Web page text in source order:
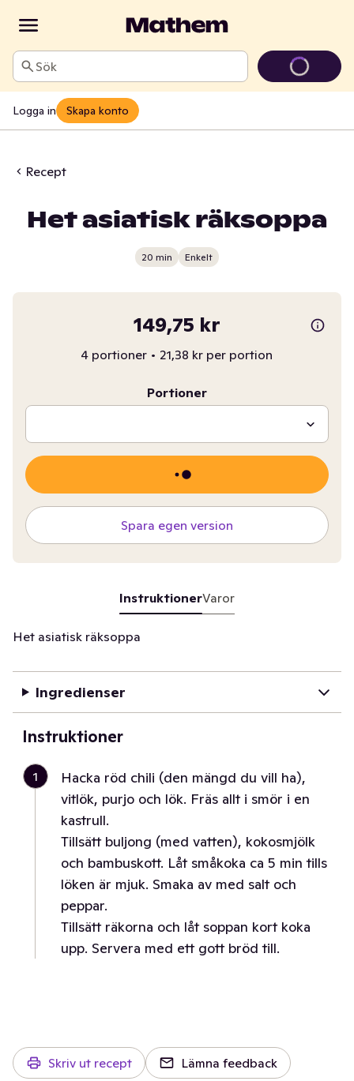
Sök
Logga in Skapa konto
Recept
Het asiatisk räksoppa
20 min Enkelt
149,75 kr
4 portioner • 21,38 kr per portion
Portioner
Spara egen version
InstruktionerVaror
Het asiatisk räksoppa
Ingredienser
Instruktioner
1
Hacka röd chili (den mängd du vill ha),
vitlök, purjo och lök. Fräs allt i smör i en
kastrull.
Tillsätt buljong (med vatten), kokosmjölk
och bambuskott. Låt småkoka ca 5 min tills
löken är mjuk. Smaka av med salt och
peppar.
Tillsätt räkorna och låt soppan kort koka
upp. Servera med ett gott bröd till.
Skriv ut recept Lämna feedback